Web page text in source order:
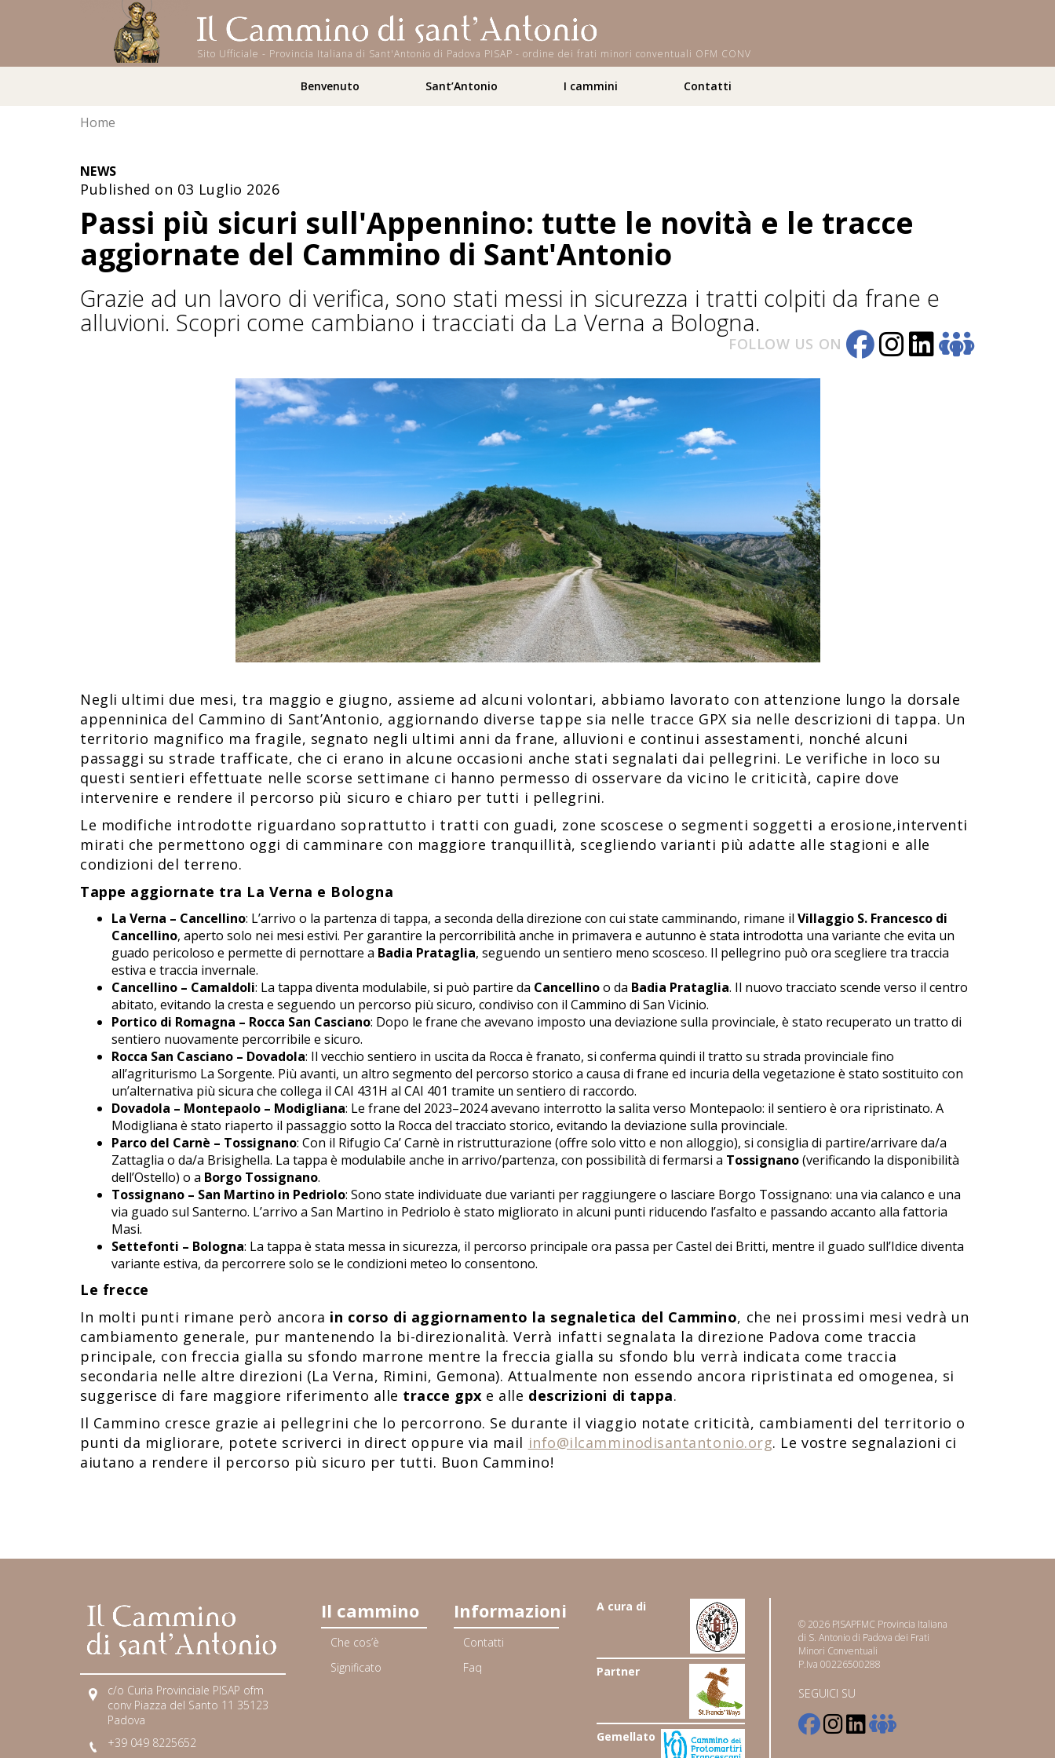
Sito Ufficiale - Provincia Italiana di Sant'Antonio di Padova PISAP - ordine dei frati minori conventuali OFM CONV
Benvenuto Sant’Antonio I cammini Contatti
Home
NEWS
Published on 03 Luglio 2026
Passi più sicuri sull'Appennino: tutte le novità e le tracce
aggiornate del Cammino di Sant'Antonio
Grazie ad un lavoro di verifica, sono stati messi in sicurezza i tratti colpiti da frane e
alluvioni. Scopri come cambiano i tracciati da La Verna a Bologna.
FOLLOW US ON
Negli ultimi due mesi, tra maggio e giugno, assieme ad alcuni volontari, abbiamo lavorato con attenzione lungo la dorsale
appenninica del Cammino di Sant’Antonio, aggiornando diverse tappe sia nelle tracce GPX sia nelle descrizioni di tappa. Un
territorio magnifico ma fragile, segnato negli ultimi anni da frane, alluvioni e continui assestamenti, nonché alcuni
passaggi su strade trafficate, che ci erano in alcune occasioni anche stati segnalati dai pellegrini. Le verifiche in loco su
questi sentieri effettuate nelle scorse settimane ci hanno permesso di osservare da vicino le criticità, capire dove
intervenire e rendere il percorso più sicuro e chiaro per tutti i pellegrini.
Le modifiche introdotte riguardano soprattutto i tratti con guadi, zone scoscese o segmenti soggetti a erosione,interventi
mirati che permettono oggi di camminare con maggiore tranquillità, scegliendo varianti più adatte alle stagioni e alle
condizioni del terreno.
Tappe aggiornate tra La Verna e Bologna
La Verna – Cancellino: L’arrivo o la partenza di tappa, a seconda della direzione con cui state camminando, rimane il Villaggio S. Francesco di
Cancellino, aperto solo nei mesi estivi. Per garantire la percorribilità anche in primavera e autunno è stata introdotta una variante che evita un
guado pericoloso e permette di pernottare a Badia Prataglia, seguendo un sentiero meno scosceso. Il pellegrino può ora scegliere tra traccia
estiva e traccia invernale.
Cancellino – Camaldoli: La tappa diventa modulabile, si può partire da Cancellinoo da Badia Prataglia. Il nuovo tracciato scende verso il centro
abitato, evitando la cresta e seguendo un percorso più sicuro, condiviso con il Cammino di San Vicinio.
Portico di Romagna – Rocca San Casciano: Dopo le frane che avevano imposto una deviazione sulla provinciale, è stato recuperato un tratto di
sentiero nuovamente percorribile e sicuro.
Rocca San Casciano – Dovadola: Il vecchio sentiero in uscita da Rocca è franato, si conferma quindi il tratto su strada provinciale fino
all’agriturismo La Sorgente. Più avanti, un altro segmento del percorso storico a causa di frane ed incuria della vegetazione è stato sostituito con
un’alternativa più sicura che collega il CAI 431H al CAI 401 tramite un sentiero di raccordo.
Dovadola – Montepaolo – Modigliana: Le frane del 2023–2024 avevano interrotto la salita verso Montepaolo: il sentiero è ora ripristinato. A
Modigliana è stato riaperto il passaggio sotto la Rocca del tracciato storico, evitando la deviazione sulla provinciale.
Parco del Carnè – Tossignano: Con il Rifugio Ca’ Carnè in ristrutturazione (offre solo vitto e non alloggio), si consiglia di partire/arrivare da/a
Zattaglia o da/a Brisighella. La tappa è modulabile anche in arrivo/partenza, con possibilità di fermarsi a Tossignano(verificando la disponibilità
dell’Ostello) o a Borgo Tossignano.
Tossignano – San Martino in Pedriolo: Sono state individuate due varianti per raggiungere o lasciare Borgo Tossignano: una via calanco e una
via guado sul Santerno. L’arrivo a San Martino in Pedriolo è stato migliorato in alcuni punti riducendo l’asfalto e passando accanto alla fattoria
Masi.
Settefonti – Bologna: La tappa è stata messa in sicurezza, il percorso principale ora passa per Castel dei Britti, mentre il guado sull’Idice diventa
variante estiva, da percorrere solo se le condizioni meteo lo consentono.
Le frecce
In molti punti rimane però ancora in corso di aggiornamento la segnaletica del Cammino, che nei prossimi mesi vedrà un
cambiamento generale, pur mantenendo la bi-direzionalità. Verrà infatti segnalata la direzione Padova come traccia
principale, con freccia gialla su sfondo marrone mentre la freccia gialla su sfondo blu verrà indicata come traccia
secondaria nelle altre direzioni (La Verna, Rimini, Gemona). Attualmente non essendo ancora ripristinata ed omogenea, si
suggerisce di fare maggiore riferimento alle tracce gpx e alle descrizioni di tappa.
Il Cammino cresce grazie ai pellegrini che lo percorrono. Se durante il viaggio notate criticità, cambiamenti del territorio o
punti da migliorare, potete scriverci in direct oppure via mail info@ilcamminodisantantonio.org. Le vostre segnalazioni ci
aiutano a rendere il percorso più sicuro per tutti. Buon Cammino!
c/o Curia Provinciale PISAP ofm
conv Piazza del Santo 11 35123
Padova
+39 049 8225652
Il cammino
Che cos’è
Significato
Informazioni
Contatti
Faq
A cura di
Partner
Gemellato
© 2026 PISAPFMC Provincia Italiana
di S. Antonio di Padova dei Frati
Minori Conventuali
P.Iva 00226500288
SEGUICI SU